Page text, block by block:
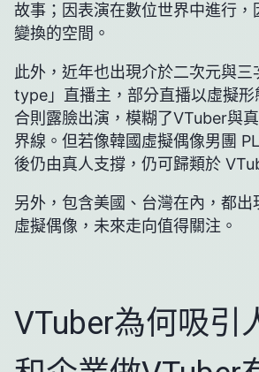
故事；因表演在數位世界中進行，
變換的空間。
此外，近年也出現介於二次元與三
type」直播主，部分直播以虛擬
合則露臉出演，模糊了VTuber與
界線。但若像韓國虛擬偶像男團
後仍由真人支撐，仍可歸類於
另外，包含美國、台灣在內，都出
虛擬偶像，未來走向值得關注。
VTuber為何吸引